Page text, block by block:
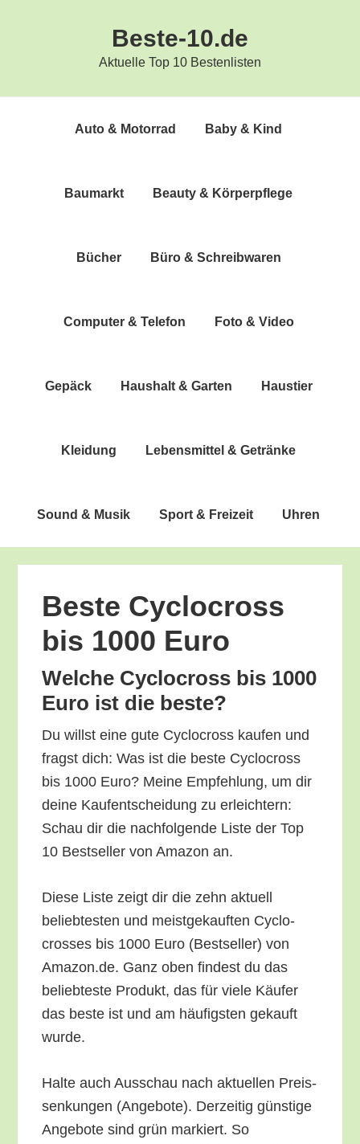
Beste-10.de
Aktuelle Top 10 Bestenlisten
Auto & Motorrad Baby & Kind
Bau­markt Beau­ty & Körperpflege
Bücher Büro & Schreibwaren
Com­pu­ter & Telefon Foto & Video
Gepäck Haus­halt & Garten Haus­tier
Klei­dung Lebens­mit­tel & Getränke
Sound & Musik Sport & Freizeit Uhren
Bes­te Cyclo­cross
bis 1000 Euro
Wel­che Cyclo­cross bis 1000
Euro ist die beste?
Du willst eine gute Cyclo­cross kau­fen und
fragst dich: Was ist die bes­te Cyclo­cross
bis 1000 Euro? Mei­ne Emp­feh­lung, um dir
dei­ne Kauf­ent­schei­dung zu erleich­tern:
Schau dir die nach­fol­gen­de Lis­te der Top
10 Best­sel­ler von Ama­zon an.
Die­se Lis­te zeigt dir die zehn aktu­ell
belieb­tes­ten und meist­ge­kauf­ten Cyclo­
cros­ses bis 1000 Euro (Best­sel­ler) von
Amazon.de. Ganz oben fin­dest du das
belieb­tes­te Pro­dukt, das für vie­le Käu­fer
das bes­te ist und am häu­figs­ten gekauft
wurde.
Hal­te auch Aus­schau nach aktu­el­len Preis­
sen­kun­gen (Ange­bo­te). Der­zei­tig güns­ti­ge
Ange­bo­te sind grün mar­kiert. So